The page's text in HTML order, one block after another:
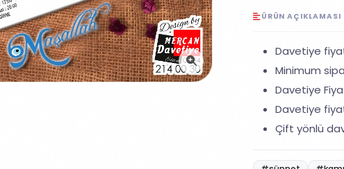
ÜRÜN AÇIKLAMASI
Davetiye
Minimum
Davetiye
Davetiye
Çift yönlü